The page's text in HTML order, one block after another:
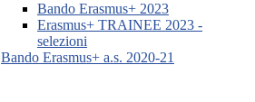
Bando Erasmus+ 2023
Erasmus+ TRAINEE 2023 -
selezioni
Bando Erasmus+ a.s. 2020-21